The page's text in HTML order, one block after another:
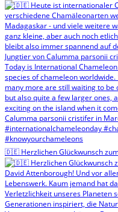
🇩🇪 Herzlichen Glückwunsch